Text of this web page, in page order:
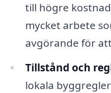
till högre
mycket arbete
avgörande för
Tillstånd och
lokala